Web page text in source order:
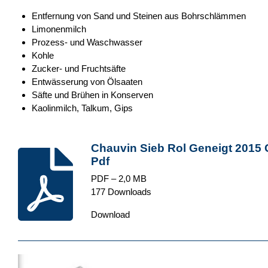
Entfernung von Sand und Steinen aus Bohrschlämmen
Limonenmilch
Prozess- und Waschwasser
Kohle
Zucker- und Fruchtsäfte
Entwässerung von Ölsaaten
Säfte und Brühen in Konserven
Kaolinmilch, Talkum, Gips
Chauvin Sieb Rol Geneigt 2015
Pdf
PDF – 2,0 MB
177 Downloads
Download